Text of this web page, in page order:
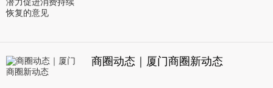
商圈动态｜厦门商圈新动态